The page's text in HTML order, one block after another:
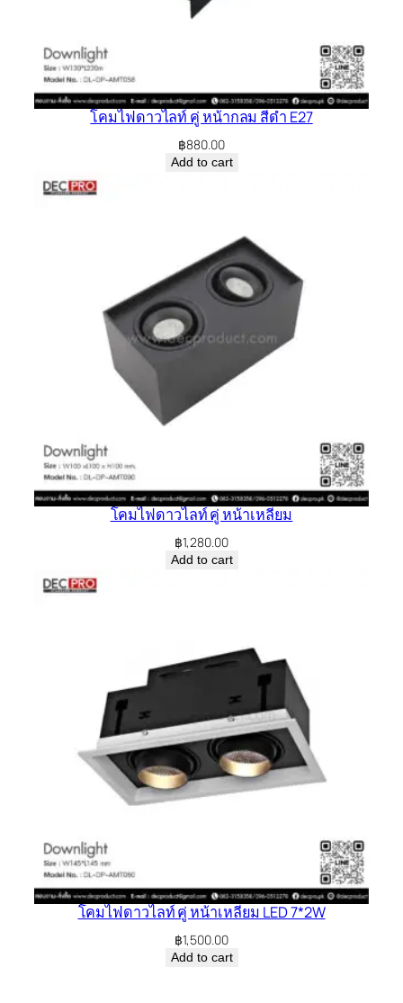
โคมไฟดาวไลท์ คู่ หน้ากลม สีดำ E27
฿880.00
Add to cart
โคมไฟดาวไลท์ คู่ หน้าเหลี่ยม
฿1,280.00
Add to cart
โคมไฟดาวไลท์ คู่ หน้าเหลี่ยม LED 7*2W
฿1,500.00
Add to cart